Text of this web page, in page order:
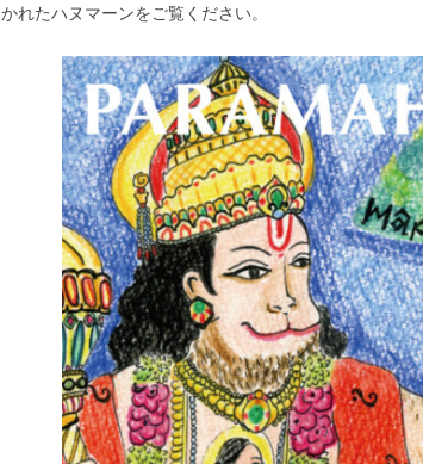
かれたハヌマーンをご覧ください。